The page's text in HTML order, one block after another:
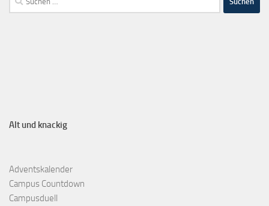
Alt und knackig
Adventskalender
Campus Countdown
Campusduell